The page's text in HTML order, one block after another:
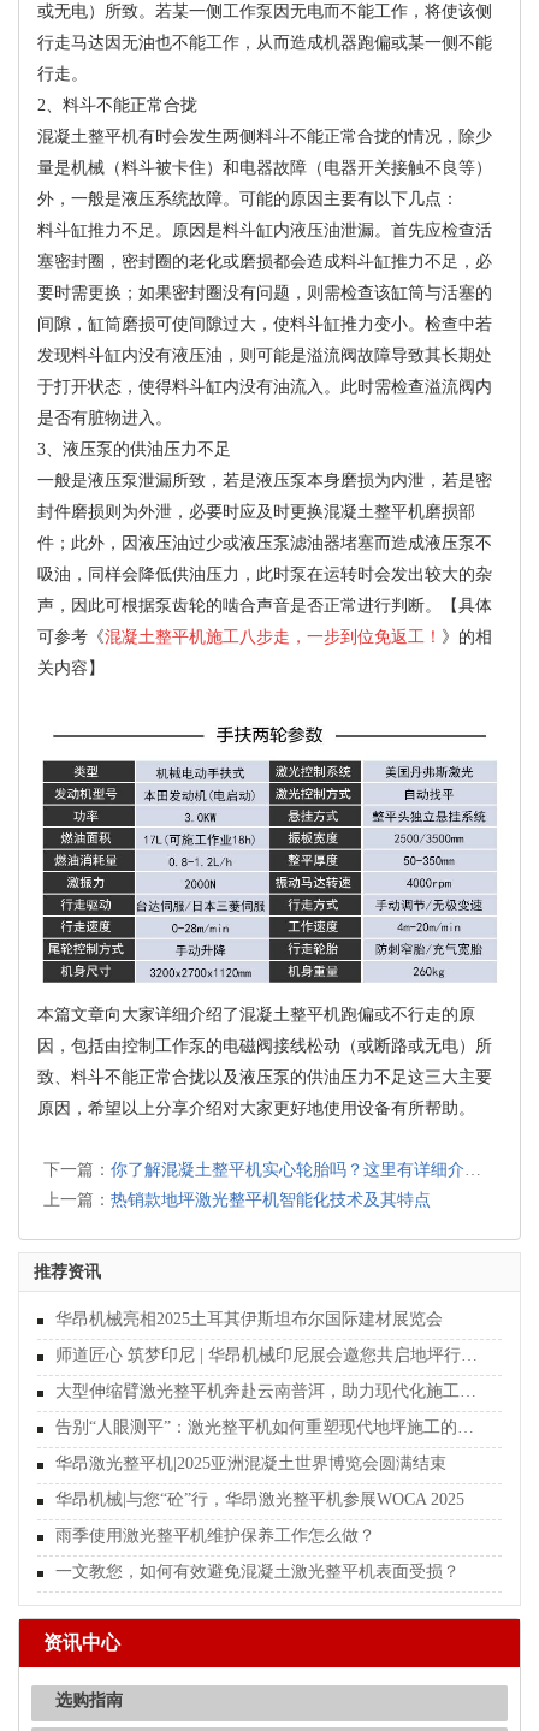
或无电）所致。若某一侧工作泵因无电而不能工作，将使该侧
行走马达因无油也不能工作，从而造成机器跑偏或某一侧不能
行走。
2、料斗不能正常合拢
混凝土整平机有时会发生两侧料斗不能正常合拢的情况，除少
量是机械（料斗被卡住）和电器故障（电器开关接触不良等）
外，一般是液压系统故障。可能的原因主要有以下几点：
料斗缸推力不足。原因是料斗缸内液压油泄漏。首先应检查活
塞密封圈，密封圈的老化或磨损都会造成料斗缸推力不足，必
要时需更换；如果密封圈没有问题，则需检查该缸筒与活塞的
间隙，缸筒磨损可使间隙过大，使料斗缸推力变小。检查中若
发现料斗缸内没有液压油，则可能是溢流阀故障导致其长期处
于打开状态，使得料斗缸内没有油流入。此时需检查溢流阀内
是否有脏物进入。
3、液压泵的供油压力不足
一般是液压泵泄漏所致，若是液压泵本身磨损为内泄，若是密
封件磨损则为外泄，必要时应及时更换混凝土整平机磨损部
件；此外，因液压油过少或液压泵滤油器堵塞而造成液压泵不
吸油，同样会降低供油压力，此时泵在运转时会发出较大的杂
声，因此可根据泵齿轮的啮合声音是否正常进行判断。【具体
可参考《混凝土整平机施工八步走，一步到位免返工！ 》的相
关内容】
本篇文章向大家详细介绍了混凝土整平机跑偏或不行走的原
因，包括由控制工作泵的电磁阀接线松动（或断路或无电）所
致、料斗不能正常合拢以及液压泵的供油压力不足这三大主要
原因，希望以上分享介绍对大家更好地使用设备有所帮助。
下一篇： 你了解混凝土整平机实心轮胎吗？这里有详细介绍，快来涨知识
上一篇： 热销款地坪激光整平机智能化技术及其特点
推荐资讯
华昂机械亮相2025土耳其伊斯坦布尔国际建材展览会
华昂激光整平机|2025亚洲混凝土世界博览会圆满结束
华昂机械|与您“砼”行，华昂激光整平机参展WOCA 2025
雨季使用激光整平机维护保养工作怎么做？
一文教您，如何有效避免混凝土激光整平机表面受损？
资讯中心
选购指南